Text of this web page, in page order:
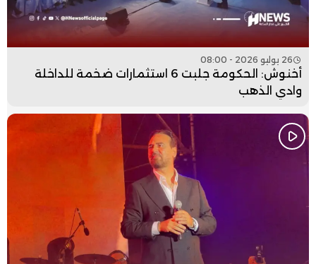
26 يوليو 2026 - 08:00
أخنوش: الحكومة جلبت 6 استثمارات ضخمة للداخلة
وادي الذهب